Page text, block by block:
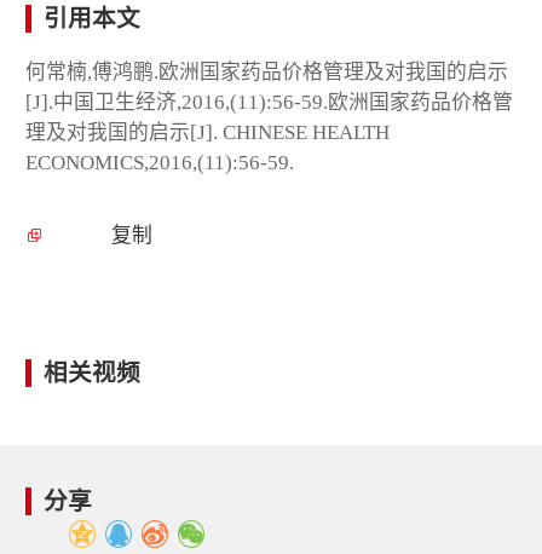
引用本文
何常楠,傅鸿鹏.欧洲国家药品价格管理及对我国的启示
[J].中国卫生经济,2016,(11):56-59.欧洲国家药品价格管
理及对我国的启示[J]. CHINESE HEALTH
ECONOMICS,2016,(11):56-59.
复制
相关视频
分享